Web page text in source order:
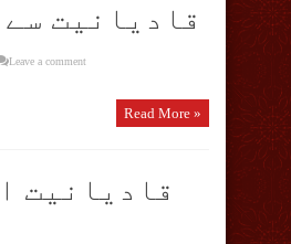
قادیانیت سے
Leave a comment
Read More »
قادیانیت